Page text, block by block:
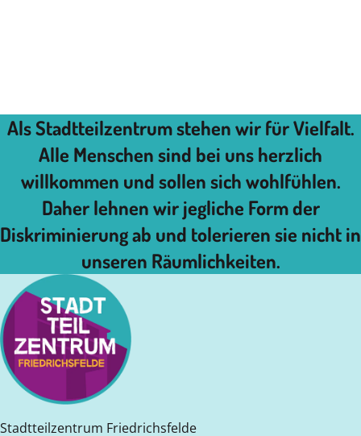
Als Stadtteilzentrum stehen wir für Vielfalt.
Alle Menschen sind bei uns herzlich
willkommen und sollen sich wohlfühlen.
Daher lehnen wir jegliche Form der
Diskriminierung ab und tolerieren sie nicht in
unseren Räumlichkeiten.
Stadtteilzentrum Friedrichsfelde